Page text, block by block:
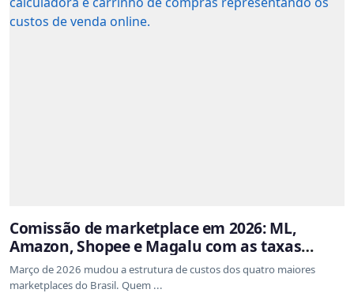
Comissão de marketplace em 2026: ML,
Amazon, Shopee e Magalu com as taxas
atualizadas
Março de 2026 mudou a estrutura de custos dos quatro maiores
marketplaces do Brasil. Quem ...